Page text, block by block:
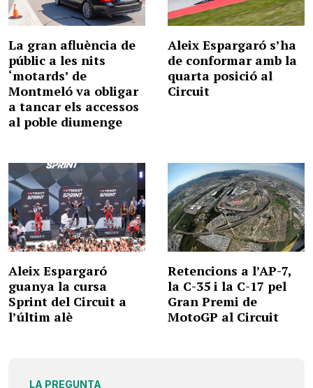
La gran afluència de
públic a les nits
‘motards’ de
Montmeló va obligar
a tancar els accessos
al poble diumenge
Aleix Espargaró s’ha
de conformar amb la
quarta posició al
Circuit
Aleix Espargaró
guanya la cursa
Sprint del Circuit a
l’últim alè
Retencions a l’AP-7,
la C-35 i la C-17 pel
Gran Premi de
MotoGP al Circuit
LA PREGUNTA